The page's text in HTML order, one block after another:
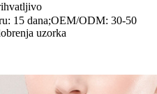
15 dana;OEM/ODM: 30-50
uzorka